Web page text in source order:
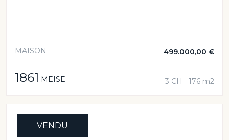
MAISON 499.000,00 €
1861 MEISE 3 CH 176 m2
VENDU